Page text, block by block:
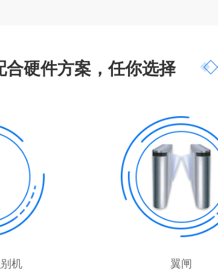
合硬件方案，任你选择
机 翼闸